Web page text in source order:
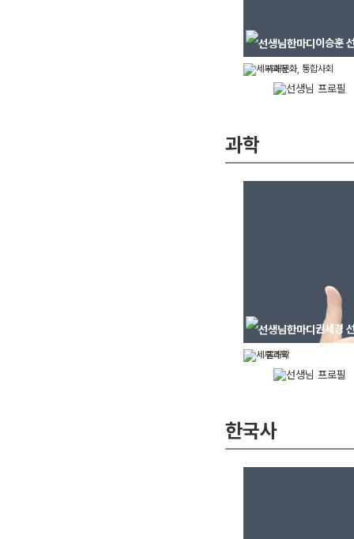
이승훈
사회문화, 통합사회
과학
권세경
물리학
한국사